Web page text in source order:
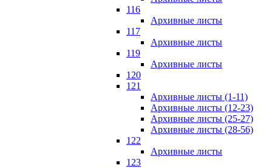
116
Архивные листы
117
Архивные листы
119
Архивные листы
120
121
Архивные листы (1-11)
Архивные листы (12-23)
Архивные листы (25-27)
Архивные листы (28-56)
122
Архивные листы
123